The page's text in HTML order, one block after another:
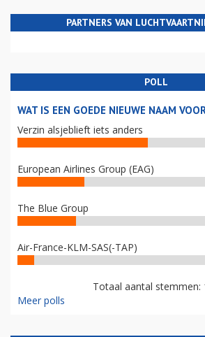
PARTNERS VAN
POLL
WAT IS EEN GOEDE NIEUWE NAAM
Verzin alsjeblieft iets anders
European Airlines Group (EAG)
The Blue Group
Air-France-KLM-SAS(-TAP)
Totaal aantal stemmen:
Meer polls